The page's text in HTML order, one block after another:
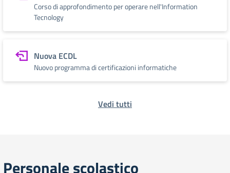
Corso di approfondimento per operare nell'Information
Tecnology
Nuova ECDL
Nuovo programma di certificazioni informatiche
Vedi tutti
Personale scolastico